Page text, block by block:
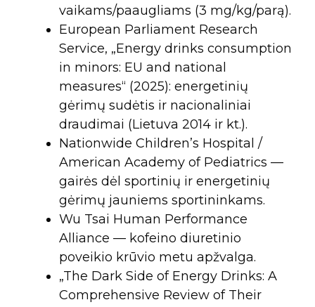
vaikams/paaugliams (3 mg/kg/parą).
European Parliament Research
Service, „Energy drinks consumption
in minors: EU and national
measures“ (2025): energetinių
gėrimų sudėtis ir nacionaliniai
draudimai (Lietuva 2014 ir kt.).
Nationwide Children’s Hospital /
American Academy of Pediatrics —
gairės dėl sportinių ir energetinių
gėrimų jauniems sportininkams.
Wu Tsai Human Performance
Alliance — kofeino diuretinio
poveikio krūvio metu apžvalga.
„The Dark Side of Energy Drinks: A
Comprehensive Review of Their